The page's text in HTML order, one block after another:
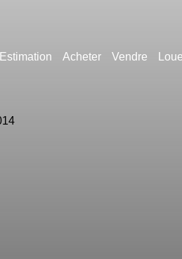
Estimation Acheter Vendre